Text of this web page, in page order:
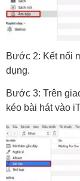
Bước 2: Kết nối
dụng.
Bước 3: Trên
kéo bài hát vào